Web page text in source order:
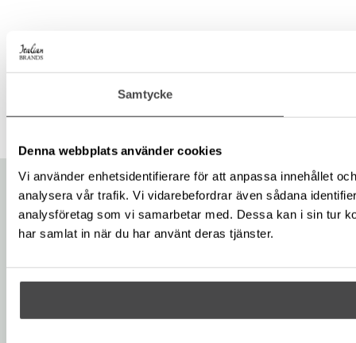
Samtycke
Denna webbplats använder cookies
Vi använder enhetsidentifierare för att anpassa innehållet
analysera vår trafik. Vi vidarebefordrar även sådana
analysföretag som vi samarbetar med. Dessa kan i sin tur
har samlat in när du har använt deras tjänster.
Kolfilter
Hitta återförsäljare